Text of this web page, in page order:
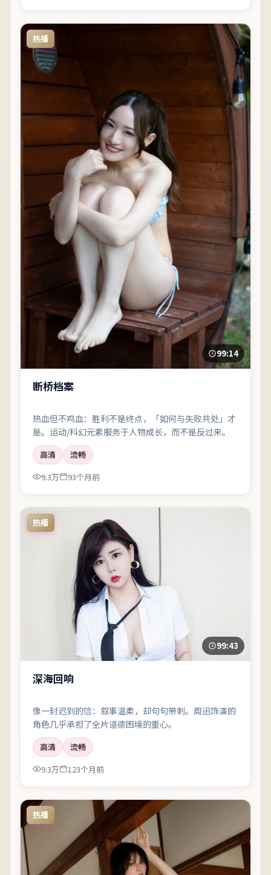
热播
99:14
断桥档案
热血但不鸡血：胜利不是终点，「如何与失败共处」才
是。运动/科幻元素服务于人物成长，而不是反过来。
高清
流畅
9.3万
93个月前
热播
99:43
深海回响
像一封迟到的信：叙事温柔，却句句带刺。周迅饰演的
角色几乎承担了全片道德困境的重心。
高清
流畅
9.3万
123个月前
热播